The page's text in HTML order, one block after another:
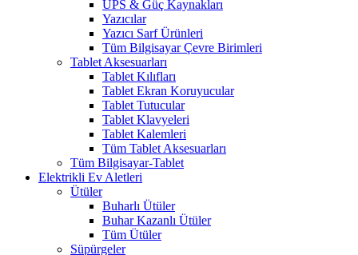
UPS & Güç Kaynakları
Yazıcılar
Yazıcı Sarf Ürünleri
Tüm Bilgisayar Çevre Birimleri
Tablet Aksesuarları
Tablet Kılıfları
Tablet Ekran Koruyucular
Tablet Tutucular
Tablet Klavyeleri
Tablet Kalemleri
Tüm Tablet Aksesuarları
Tüm Bilgisayar-Tablet
Elektrikli Ev Aletleri
Ütüler
Buharlı Ütüler
Buhar Kazanlı Ütüler
Tüm Ütüler
Süpürgeler